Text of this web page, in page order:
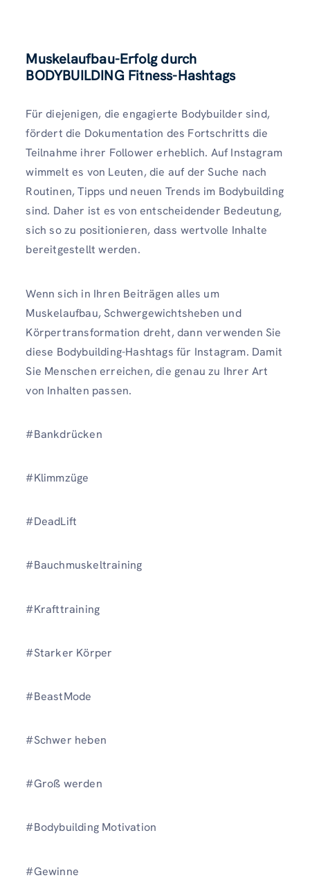
Muskelaufbau-Erfolg durch
BODYBUILDING Fitness-Hashtags
Für diejenigen, die engagierte Bodybuilder sind,
fördert die Dokumentation des Fortschritts die
Teilnahme ihrer Follower erheblich. Auf Instagram
wimmelt es von Leuten, die auf der Suche nach
Routinen, Tipps und neuen Trends im Bodybuilding
sind. Daher ist es von entscheidender Bedeutung,
sich so zu positionieren, dass wertvolle Inhalte
bereitgestellt werden.
Wenn sich in Ihren Beiträgen alles um
Muskelaufbau, Schwergewichtsheben und
Körpertransformation dreht, dann verwenden Sie
diese Bodybuilding-Hashtags für Instagram. Damit
Sie Menschen erreichen, die genau zu Ihrer Art
von Inhalten passen.
#Bankdrücken
#Klimmzüge
#DeadLift
#Bauchmuskeltraining
#Krafttraining
#Starker Körper
#BeastMode
#Schwer heben
#Groß werden
#Bodybuilding Motivation
#Gewinne